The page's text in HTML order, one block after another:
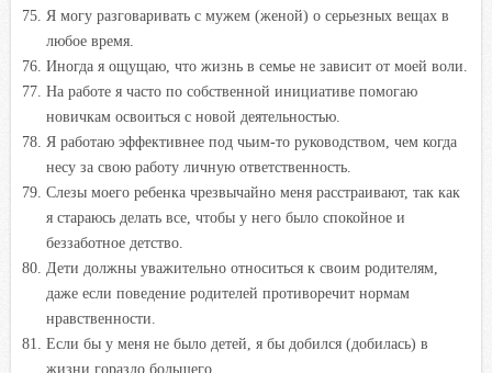
Я могу разговаривать с мужем (женой) о серьезных вещах в
любое время.
Иногда я ощущаю, что жизнь в семье не зависит от моей воли.
На работе я часто по собственной инициативе помогаю
новичкам освоиться с новой деятельностью.
Я работаю эффективнее под чьим-то руководством, чем когда
несу за свою работу личную ответственность.
Слезы моего ребенка чрезвычайно меня расстраивают, так как
ястараюсь делать все, чтобы у него было спокойное и
беззаботное детство.
Дети должны уважительно относиться к своим родителям,
даже если поведение родителей противоречит нормам
нравственности.
Если бы у меня не было детей, я бы добился (добилась) в
жизни гораздо большего.